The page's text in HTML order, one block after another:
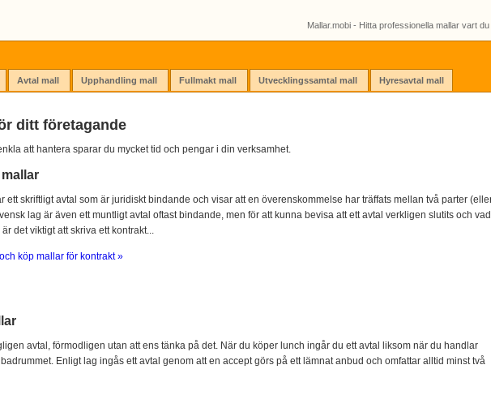
Mallar.mobi - Hitta professionella mallar vart du
Avtal mall Upphandling mall Fullmakt mall Utvecklingssamtal mall Hyresavtal mall
ditt företagande
att hantera sparar du mycket tid och pengar i din verksamhet.
ett skriftligt avtal som är juridiskt bindande och visar att en överenskommelse har träffats mellan två parter
lag är även ett muntligt avtal oftast bindande, men för att kunna bevisa att ett avtal verkligen slutits och vad
det viktigt att skriva ett kontrakt...
köp mallar för kontrakt »
avtal, förmodligen utan att ens tänka på det. När du köper lunch ingår du ett avtal liksom när du handlar
Enligt lag ingås ett avtal genom att en accept görs på ett lämnat anbud och omfattar alltid minst två